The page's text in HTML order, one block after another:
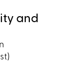
and